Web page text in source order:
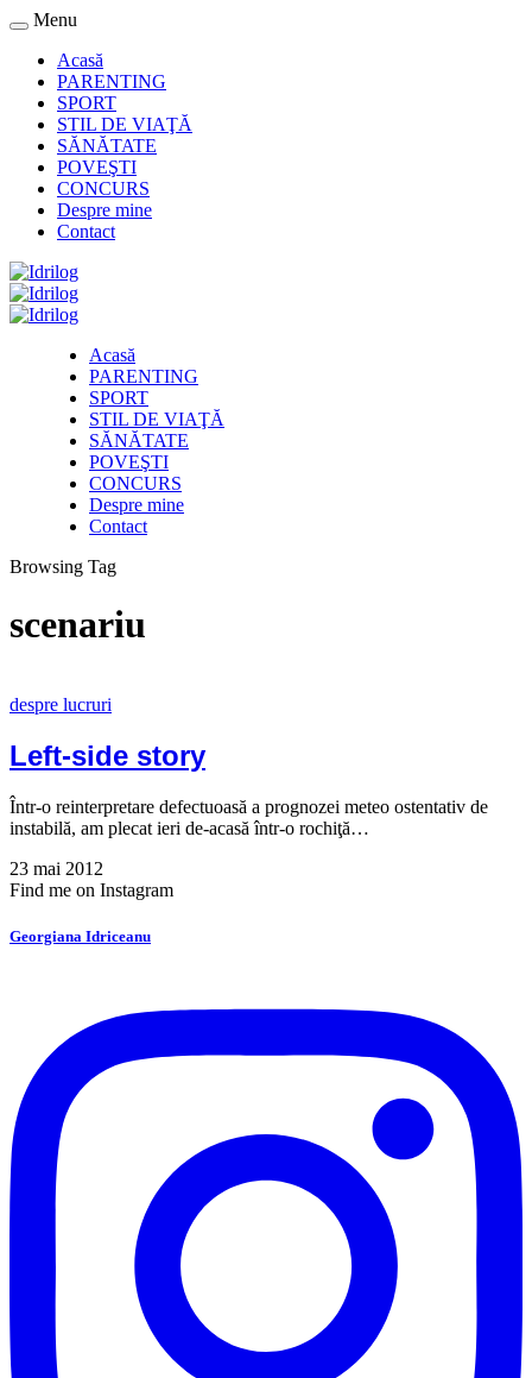
Menu
Acasă
PARENTING
SPORT
STIL DE VIAŢĂ
SĂNĂTATE
POVEŞTI
CONCURS
Despre mine
Contact
Acasă
PARENTING
SPORT
STIL DE VIAŢĂ
SĂNĂTATE
POVEŞTI
CONCURS
Despre mine
Contact
Browsing Tag
scenariu
despre lucruri
Left-side story
Într-o reinterpretare defectuoasă a prognozei meteo ostentativ de
instabilă, am plecat ieri de-acasă într-o rochiţă…
23 mai 2012
Find me on Instagram
Georgiana Idriceanu